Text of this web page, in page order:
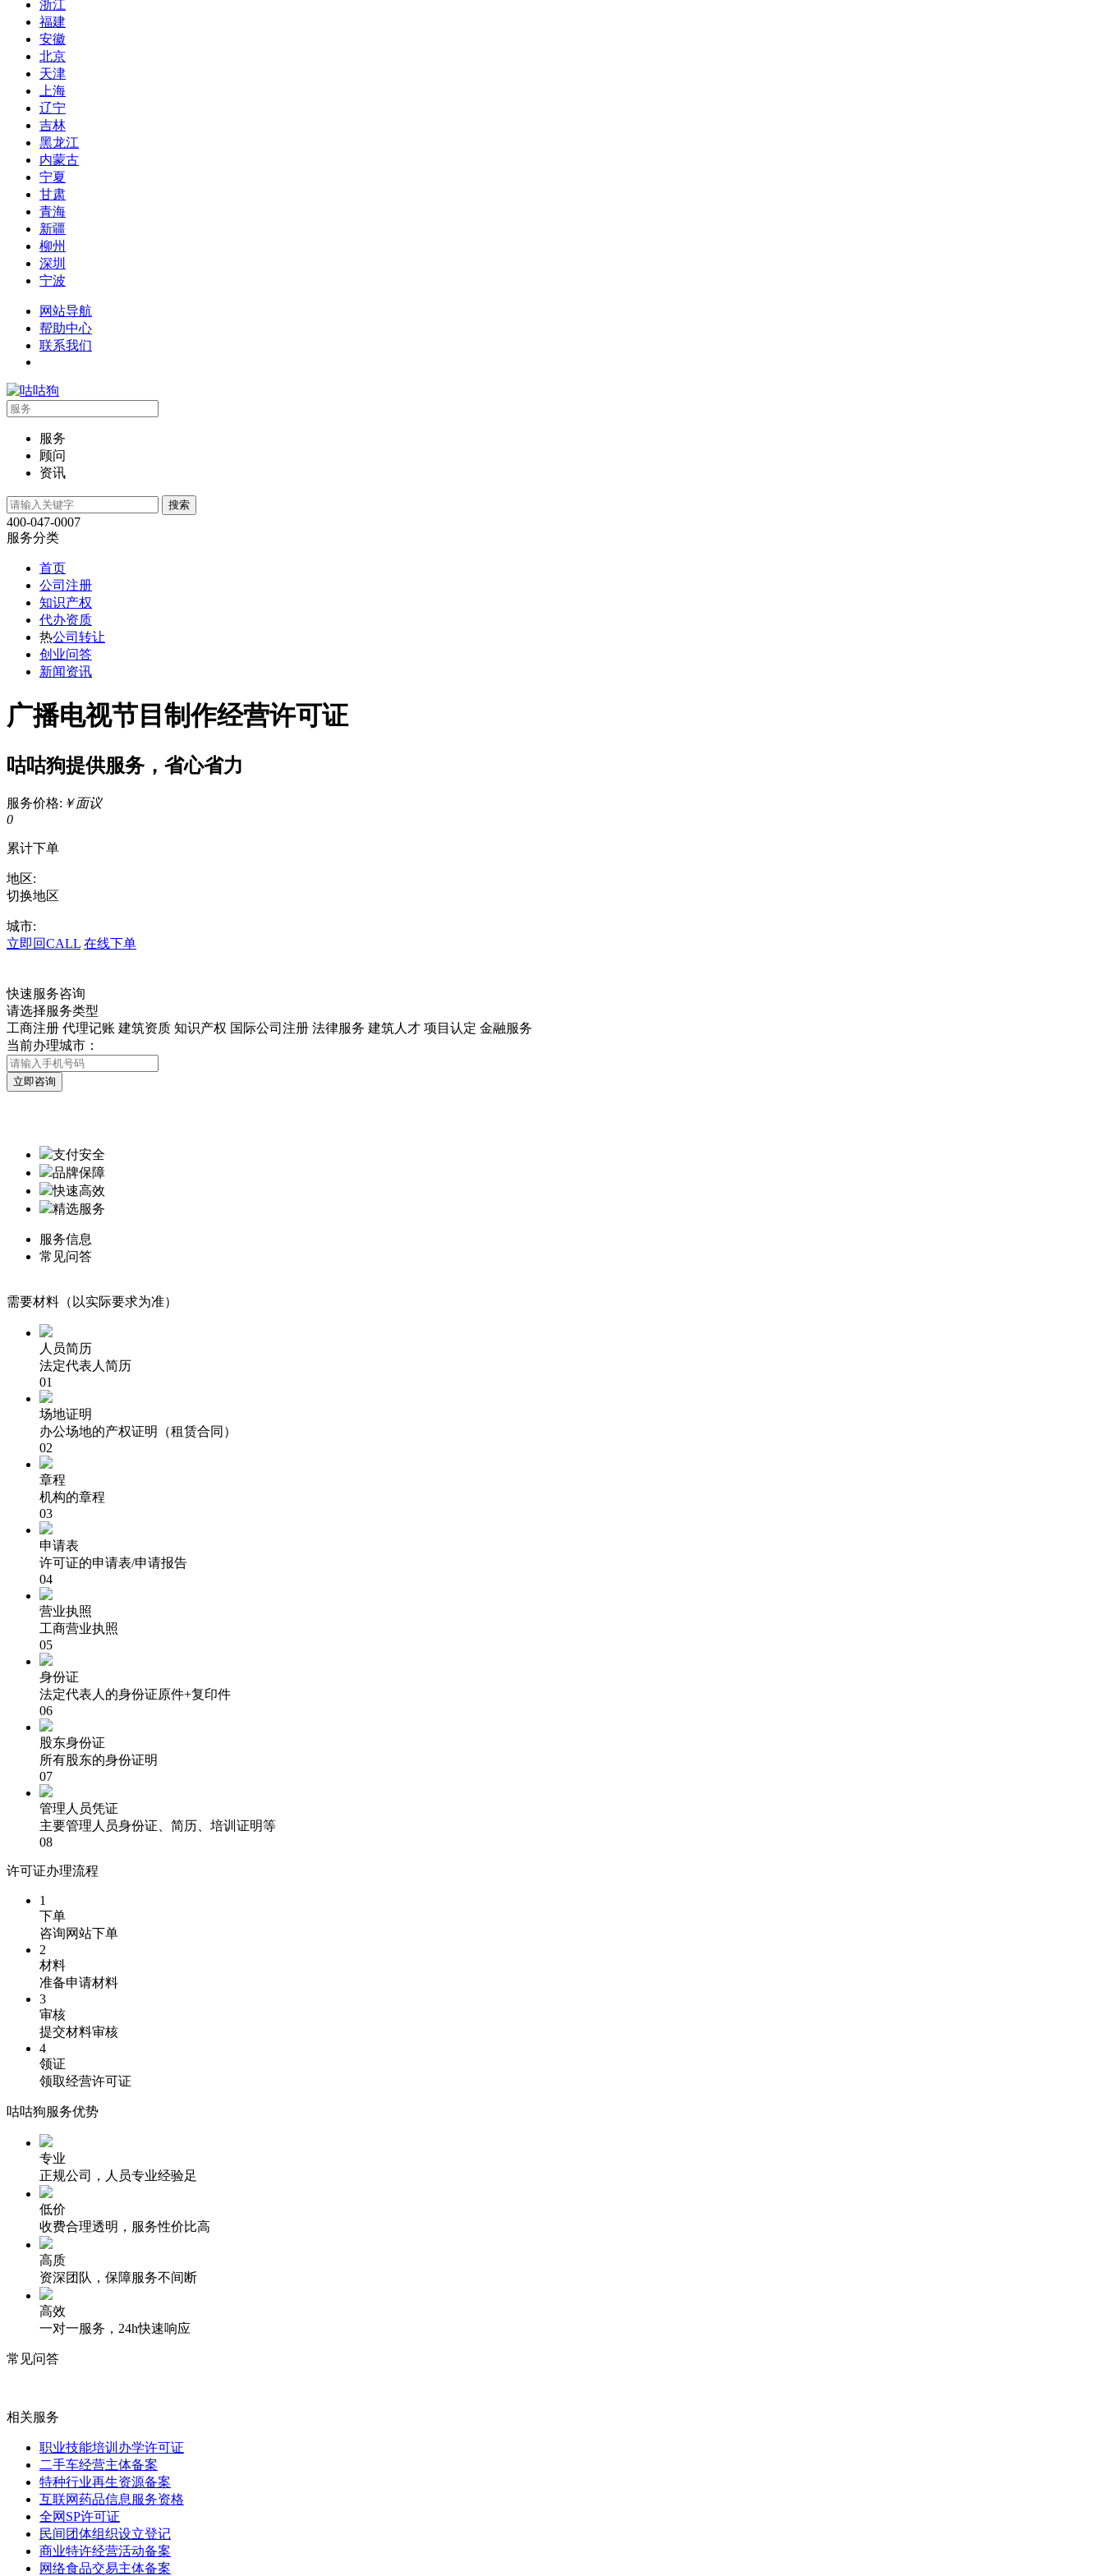
浙江
福建
安徽
北京
天津
上海
辽宁
吉林
黑龙江
内蒙古
宁夏
甘肃
青海
新疆
柳州
深圳
宁波
网站导航
帮助中心
联系我们
服务
顾问
资讯
400-047-0007
服务分类
首页
公司注册
知识产权
代办资质
热公司转让
创业问答
新闻资讯
广播电视节目制作经营许可证
咕咕狗提供服务，省心省力
服务价格: ￥面议
0
累计下单
地区:
切换地区
城市:
立即回CALL 在线下单
快速服务咨询
请选择服务类型
工商注册 代理记账 建筑资质 知识产权 国际公司注册 法律服务 建筑人才 项目认定 金融服务
当前办理城市：
支付安全
品牌保障
快速高效
精选服务
服务信息
常见问答
需要材料（以实际要求为准）
人员简历
法定代表人简历
01
场地证明
办公场地的产权证明（租赁合同）
02
章程
机构的章程
03
申请表
许可证的申请表/申请报告
04
营业执照
工商营业执照
05
身份证
法定代表人的身份证原件+复印件
06
股东身份证
所有股东的身份证明
07
管理人员凭证
主要管理人员身份证、简历、培训证明等
08
许可证办理流程
1
下单
咨询网站下单
2
材料
准备申请材料
3
审核
提交材料审核
4
领证
领取经营许可证
咕咕狗服务优势
专业
正规公司，人员专业经验足
低价
收费合理透明，服务性价比高
高质
资深团队，保障服务不间断
高效
一对一服务，24h快速响应
常见问答
相关服务
职业技能培训办学许可证
二手车经营主体备案
特种行业再生资源备案
互联网药品信息服务资格
全网SP许可证
民间团体组织设立登记
商业特许经营活动备案
网络食品交易主体备案